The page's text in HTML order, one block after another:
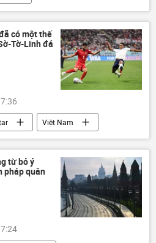
quan chức
có một thế
Tờ-Linh đá
Việt Nam
dư luận
từ bỏ ý
pháp quân